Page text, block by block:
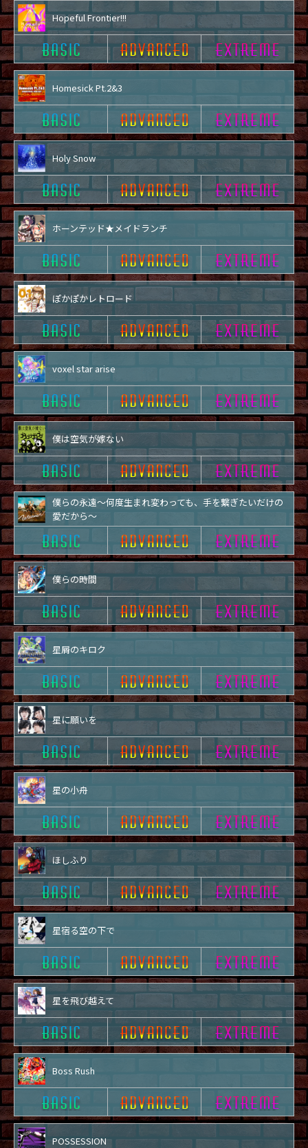
Hopeful Frontier!!!
Homesick Pt.2&3
Holy Snow
ホーンテッド★メイドランチ
ぽかぽかレトロード
voxel star arise
僕は空気が嫁ない
僕らの永遠～何度生まれ変わっても、手を繋ぎたいだけの
愛だから～
僕らの時間
星屑のキロク
星に願いを
星の小舟
ほしふり
星宿る空の下で
星を飛び越えて
Boss Rush
POSSESSION